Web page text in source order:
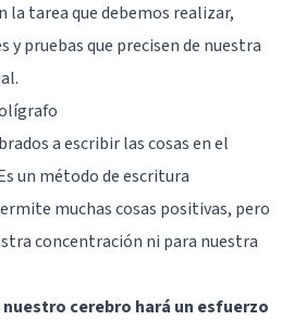
tarea que debemos realizar,
y pruebas que precisen de nuestra
a escribir las cosas en el
un método de escritura
muchas cosas positivas, pero
concentración ni para nuestra
cerebro hará un esfuerzo